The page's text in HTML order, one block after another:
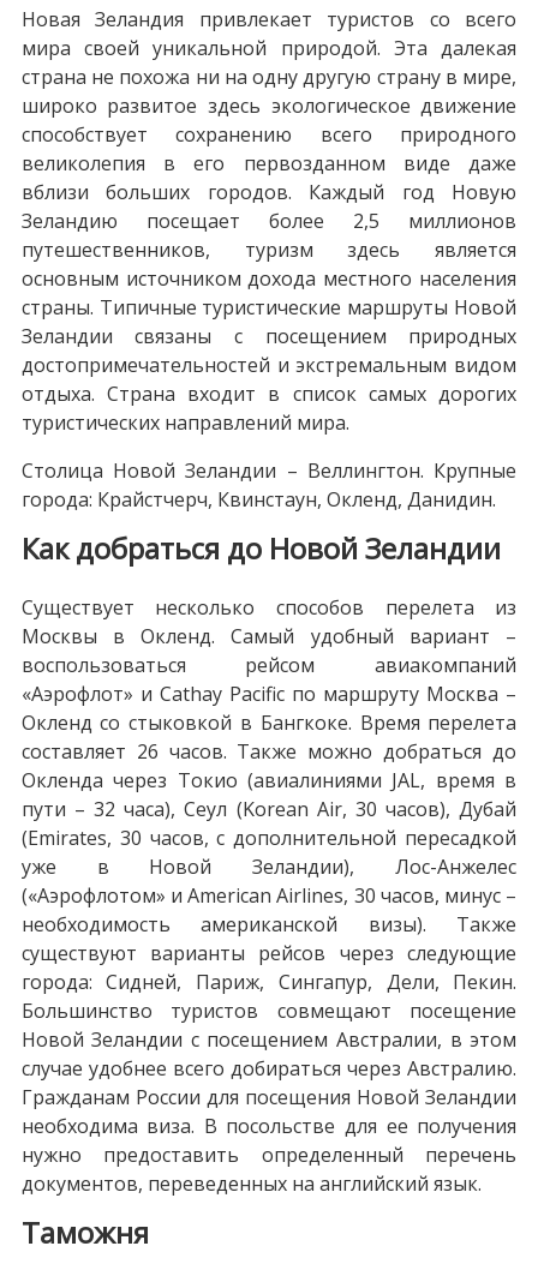
Новая Зеландия привлекает туристов со всего
мира своей уникальной природой. Эта далекая
страна не похожа ни на одну другую страну в мире,
широко развитое здесь экологическое движение
способствует сохранению всего природного
великолепия в его первозданном виде даже
вблизи больших городов. Каждый год Новую
Зеландию посещает более 2,5 миллионов
путешественников, туризм здесь является
основным источником дохода местного населения
страны. Типичные туристические маршруты Новой
Зеландии связаны с посещением природных
достопримечательностей и экстремальным видом
отдыха. Страна входит в список самых дорогих
туристических направлений мира.
Столица Новой Зеландии – Веллингтон. Крупные
города: Крайстчерч, Квинстаун, Окленд, Данидин.
Как добраться до Новой Зеландии
Существует несколько способов перелета из
Москвы в Окленд. Самый удобный вариант –
воспользоваться рейсом авиакомпаний
«Аэрофлот» и Cathay Pacific по маршруту Москва –
Окленд со стыковкой в Бангкоке. Время перелета
составляет 26 часов. Также можно добраться до
Окленда через Токио (авиалиниями JAL, время в
пути – 32 часа), Сеул (Korean Air, 30 часов), Дубай
(Emirates, 30 часов, с дополнительной пересадкой
уже в Новой Зеландии), Лос-Анжелес
(«Аэрофлотом» и American Airlines, 30 часов, минус –
необходимость американской визы). Также
существуют варианты рейсов через следующие
города: Сидней, Париж, Сингапур, Дели, Пекин.
Большинство туристов совмещают посещение
Новой Зеландии с посещением Австралии, в этом
случае удобнее всего добираться через Австралию.
Гражданам России для посещения Новой Зеландии
необходима виза. В посольстве для ее получения
нужно предоставить определенный перечень
документов, переведенных на английский язык.
Таможня